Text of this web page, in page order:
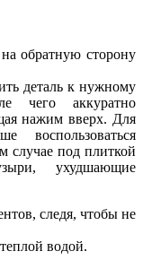
обратную сторону
деталь к нужному
чего аккуратно
нажим вверх. Для
воспользоваться
случае под плиткой
ухудшающие
следя, чтобы не
водой.